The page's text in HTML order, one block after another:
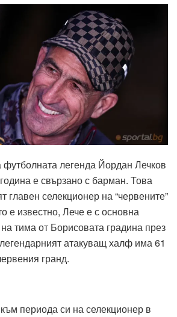
легенда Йордан Лечков
е свързано с барман. Това
главен селекционер на “червените”
е известно, Лече е с основна
на тима от Борисовата градина през
атакуващ халф има 61
гранд.
периода си на селекционер в